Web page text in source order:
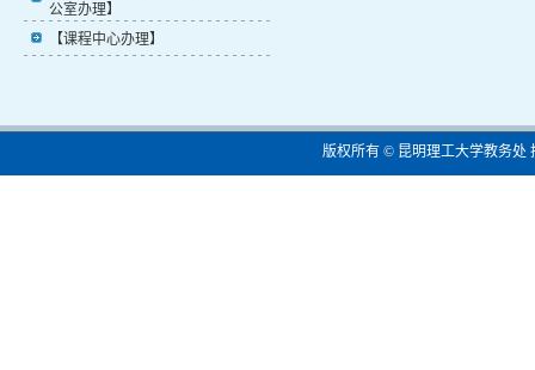
公室办理】
【课程中心办理】
版权所有 © 昆明理工大学教务处